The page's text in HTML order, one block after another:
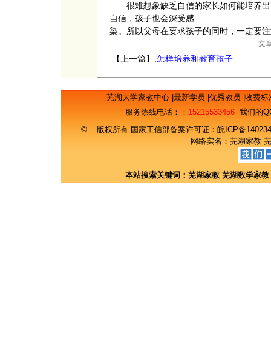
很难想象缺乏自信的家长如何能培养出
自信，孩子也会深受感
染。所以父母在要求孩子的同时，一定要
------文
【上一篇】:怎样培养和教育孩子
芜湖大学家教中心 最新学员 优秀教员 收费
服务热线电话：
：15215533456 我们的
© 版权所有 国家工信部备案许可证： 皖ICP备
网络实名： 芜湖家教
本站搜索关键词： 芜湖家教 芜湖数学家教